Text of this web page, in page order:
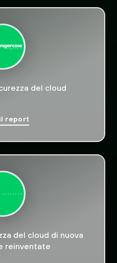
del cloud
report
del cloud di nuova
reinventate